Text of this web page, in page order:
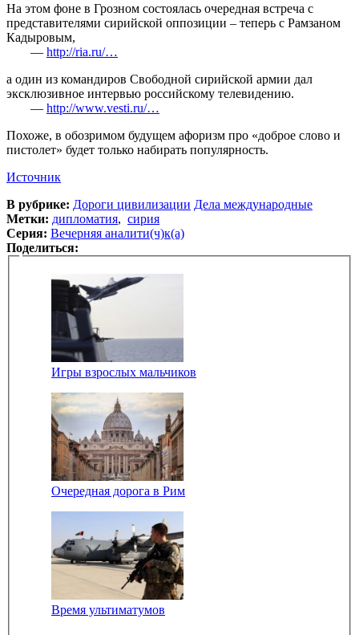
На этом фоне в Грозном состоялась очередная встреча с
представителями сирийской оппозиции – теперь с Рамзаном
Кадыровым,
— http://ria.ru/…
а один из командиров Свободной сирийской армии дал
эксклюзивное интервью российскому телевидению.
— http://www.vesti.ru/…
Похоже, в обозримом будущем афоризм про «доброе слово и
пистолет» будет только набирать популярность.
Источник
В рубрике: Дороги цивилизации Дела международные
Метки: дипломатия, сирия
Серия: Вечерняя аналити(ч)к(а)
Поделиться:
Игры взрослых мальчиков
Очередная дорога в Рим
Время ультиматумов